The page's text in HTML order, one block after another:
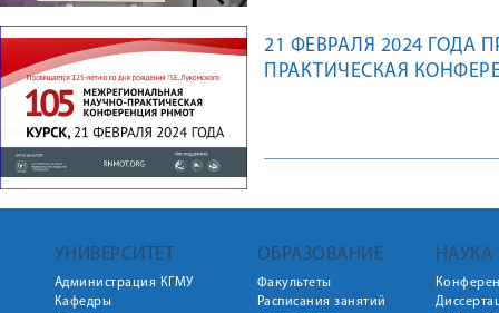
21 ФЕВРАЛЯ 2024 ГОДА
ПРАКТИЧЕСКАЯ
УНИВЕРСИТЕТ
Администрация КГМУ
Кафедры
ОБРАЗОВАНИЕ
Факультеты
Расписания занятий
НАУКА